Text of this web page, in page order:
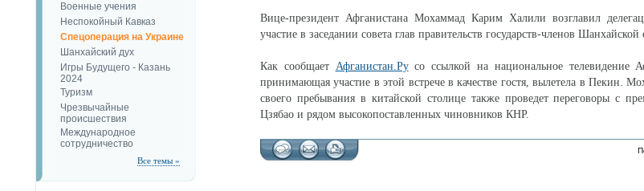
Военные учения
Неспокойный Кавказ
Спецоперация на Украине
Шанхайский дух
Игры Будущего - Казань
2024
Туризм
Чрезвычайные
происшествия
Международное
сотрудничество
Все темы »
Вице-президент Афганистана Мохаммад Карим Халили возглавил
участие в заседании совета глав правительств государств-членов
Как сообщает Афганистан.Русо ссылкой на национальное телевидение
принимающая участие в этой встрече в качестве гостя, вылетела в Пекин.
своего пребывания в китайской столице также проведет переговоры с
Цзябао и рядом высокопоставленных чиновников КНР.